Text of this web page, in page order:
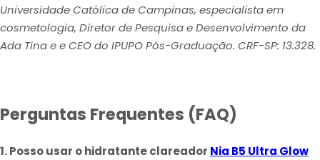
Universidade Católica de Campinas, especialista em
cosmetologia, Diretor de Pesquisa e Desenvolvimento da
Ada Tina e e CEO do IPUPO Pós-Graduação. CRF-SP: 13.328.
Perguntas Frequentes (FAQ)
1. Posso usar o hidratante clareador Nia B5 Ultra Glow